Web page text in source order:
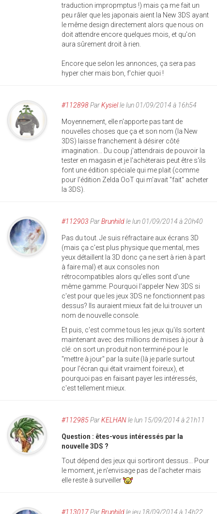
traduction impropmptus !) mais ça me fait un
peu râler que les japonais aient la New 3DS ayant
le même design directement alors que nous on
doit attendre encore quelques mois, et qu'on
aura sûrement droit à rien.
Encore que selon les annonces, ça sera pas
hyper cher mais bon, f'chier quoi !
#112898ParKysielle lun 01/09/2014 à 16h54
Moyennement, elle n'apporte pas tant de
nouvelles choses que ça et son nom (la New
3DS) laisse franchement à désirer côté
imagination... Du coup j'attendrais de pouvoir la
tester en magasin et je l'achèterais peut être s'ils
font une édition spéciale qui me plait (comme
pour l'édition Zelda OoT qui m'avait "fait" acheter
la 3DS).
#112903 ParBrunhildle lun 01/09/2014 à 20h40
Pas du tout. Je suis réfractaire aux écrans 3D
(mais ça c'est plus physique que mental, mes
yeux détaillent la 3D donc ça ne sert à rien à part
à faire mal) et aux consoles non
rétrocompatibles alors qu'elles sont d'une
même gamme. Pourquoi l'appeler New 3DS si
c'est pour que les jeux 3DS ne fonctionnent pas
dessus? Ils auraient mieux fait de lui trouver un
nom de nouvelle console.
Et puis, c'est comme tous les jeux qu'ils sortent
maintenant avec des millions de mises à jour à
clé: on sort un produit non terminé pour le
"mettre à jour" par la suite (là je parle surtout
pour l'écran qui était vraiment foireux), et
pourquoi pas en faisant payer les intéressés,
c'est tellement mieux.
#112985ParKELHANle lun 15/09/2014 à 21h11
Question : êtes-vous intéressés par la
nouvelle 3DS ?
Tout dépend des jeux qui sortiront dessus... Pour
le moment, je n'envisage pas de l'acheter mais
elle reste à surveiller
#113017ParBrunhildle jeu 18/09/2014 à 14h22